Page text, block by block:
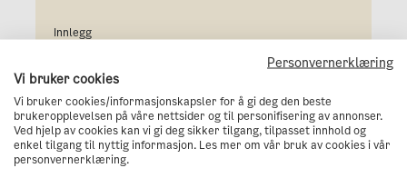
Innlegg
Globetrotting i egen by: Eksotiske
opplevelser i Oslo
Friluftsliv Kulturliv Opplev byen
Personvernerklæring
Vi bruker cookies
Vi bruker cookies/informasjonskapsler for å gi deg den beste
brukeropplevelsen på våre nettsider og til personifisering av annonser.
Ved hjelp av cookies kan vi gi deg sikker tilgang, tilpasset innhold og
enkel tilgang til nyttig informasjon. Les mer om vår bruk av cookies i vår
personvernerklæring.